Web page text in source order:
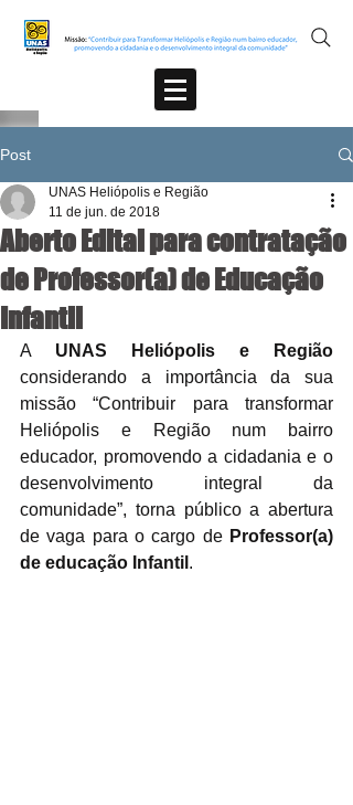
Post
Aberto Edital para contratação
de Professor(a) de Educação
Infantil
UNAS Heliópolis e Região
11 de jun. de 2018
A UNAS Heliópolis e Região
considerando a importância da sua
missão “Contribuir para transformar
Heliópolis e Região num bairro
educador, promovendo a cidadania e o
desenvolvimento integral da
comunidade”, torna público a abertura
de vaga para o cargo de Professor(a)
de educação Infantil .